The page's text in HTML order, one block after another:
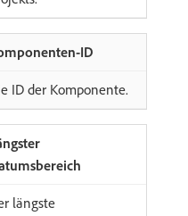
ID
ID der Komponente.
längste